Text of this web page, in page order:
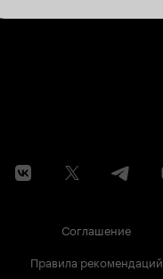
Соглашение
Правила рекомендаций